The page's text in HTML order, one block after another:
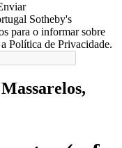
Sotheby's
para o informar sobre
Política de Privacidade.